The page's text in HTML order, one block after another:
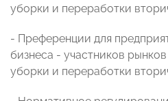
уборки и переработки
- Преференции для
бизнеса - участников
уборки и переработки